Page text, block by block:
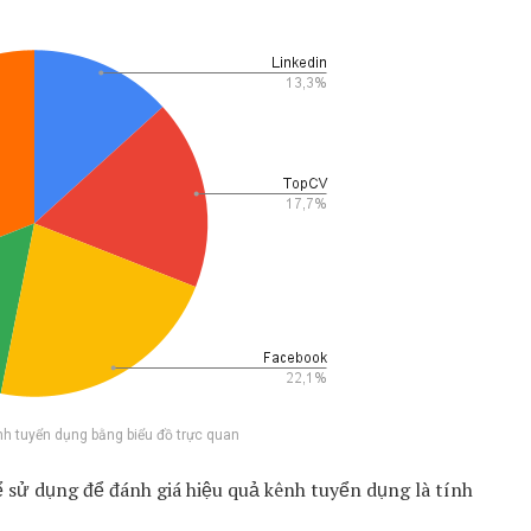
tuyển dụng bằng biểu đồ trực quan
dụng để đánh giá hiệu quả kênh tuyển dụng là tính